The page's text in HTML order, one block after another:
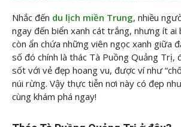
Nhắc đến du lịch miền Trung, nhiều
ngay đến biển xanh cát trắng, nhưng ít ai
còn ẩn chứa những viên ngọc xanh giữa
số đó chính là thác Tà Puồng Quảng Trị,
sốt với vẻ đẹp hoang vu, được ví như
núi rừng. Vậy thực tiễn nơi này có đẹp
cùng khám phá ngay!